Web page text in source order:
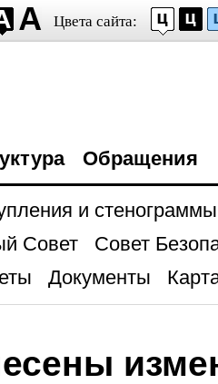
Цвета сайта:
Обращения
и стенограммы
Совет
Совет
Документы